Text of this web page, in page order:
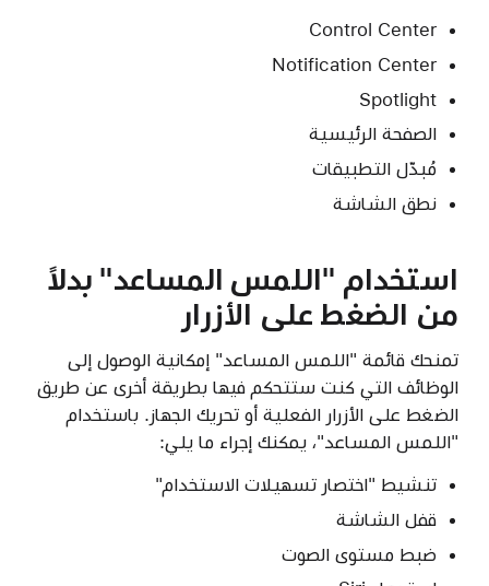
Control Center
Notification Center
Spotlight
الصفحة الرئيسية
مُبدّل التطبيقات
نطق الشاشة
استخدام "اللمس المساعد" بدلاً
من الضغط على الأزرار
تمنحك قائمة "اللمس المساعد" إمكانية الوصول إلى
الوظائف التي كنت ستتحكم فيها بطريقة أخرى عن طريق
الضغط على الأزرار الفعلية أو تحريك الجهاز. باستخدام
"اللمس المساعد"، يمكنك إجراء ما يلي:
تنشيط "اختصار تسهيلات الاستخدام"
قفل الشاشة
ضبط مستوى الصوت